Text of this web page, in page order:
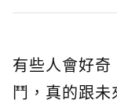
有些人會好
鬥，真的跟